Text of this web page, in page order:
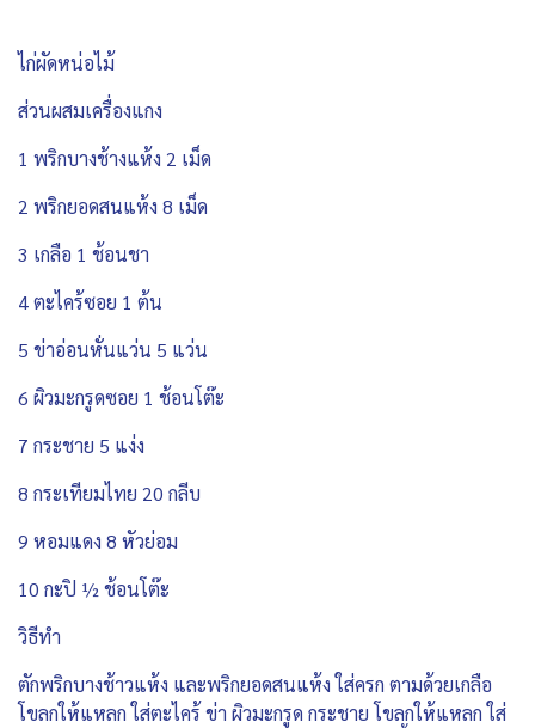
ไก่ผัดหน่อไม้
ส่วนผสมเครื่องแกง
1 พริกบางช้างแห้ง 2 เม็ด
2 พริกยอดสนแห้ง 8 เม็ด
3 เกลือ 1 ช้อนชา
4 ตะไคร้ซอย 1 ต้น
5 ข่าอ่อนหั่นแว่น 5 แว่น
6 ผิวมะกรูดซอย 1 ช้อนโต๊ะ
7 กระชาย 5 แง่ง
8 กระเทียมไทย 20 กลีบ
9 หอมแดง 8 หัวย่อม
10 กะปิ ½ ช้อนโต๊ะ
วิธีทำ
ตักพริกบางช้าวแห้ง และพริกยอดสนแห้ง ใส่ครก ตามด้วยเกลือ
โขลกให้แหลก ใส่ตะไคร้ ข่า ผิวมะกรูด กระชาย โขลกให้แหลก ใส่